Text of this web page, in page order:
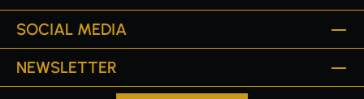
SOCIAL MEDIA
NEWSLETTER